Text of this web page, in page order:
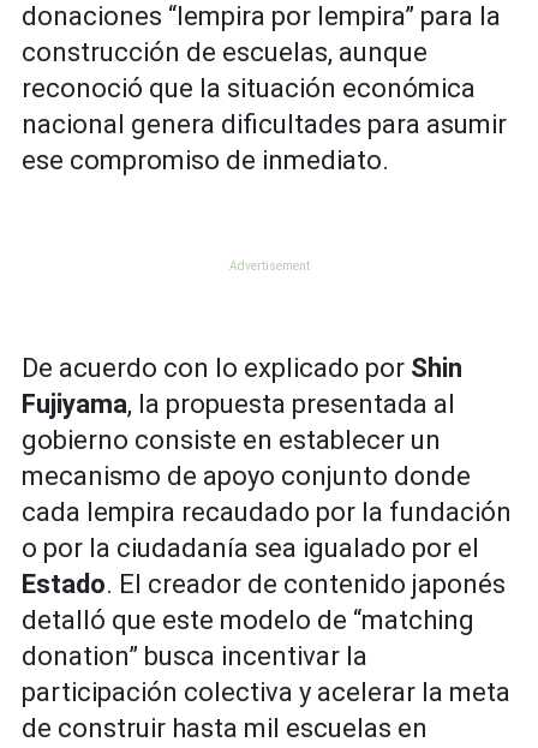
donaciones “lempira por lempira” para la
construcción de escuelas, aunque
reconoció que la situación económica
nacional genera dificultades para asumir
ese compromiso de inmediato.
De acuerdo con lo explicado por Shin
Fujiyama, la propuesta presentada al
gobierno consiste en establecer un
mecanismo de apoyo conjunto donde
cada lempira recaudado por la fundación
o por la ciudadanía sea igualado por el
Estado. El creador de contenido japonés
detalló que este modelo de “matching
donation” busca incentivar la
participación colectiva y acelerar la meta
de construir hasta mil escuelas en